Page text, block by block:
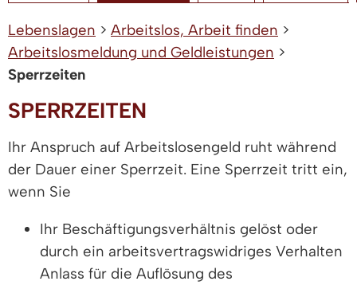
Lebenslagen > Arbeitslos, Arbeit finden >
Arbeitslosmeldung und Geldleistungen >
Sperrzeiten
SPERRZEITEN
Ihr Anspruch auf Arbeitslosengeld ruht während
der Dauer einer Sperrzeit. Eine Sperrzeit tritt ein,
wenn Sie
Ihr Beschäftigungsverhältnis gelöst oder
durch ein arbeitsvertragswidriges Verhalten
Anlass für die Auflösung des